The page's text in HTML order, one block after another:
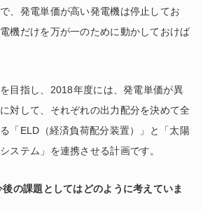
、発電単価が高い発電機は停止してお
機だけを万が一のために動かしておけば
目指し、2018年度には、発電単価が異
対して、それぞれの出力配分を決めて全
「ELD（経済負荷配分装置）」と「太陽
ステム」を連携させる計画です。
の課題としてはどのように考えていま